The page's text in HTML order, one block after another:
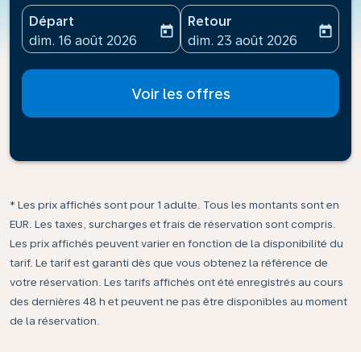
Départ
fc-booking-departure-date-aria-label
dim. 16 août 2026
today
Retour
fc-booking-return-date-
dim. 23 août 2026
today
Voir les offres
* Les prix affichés sont pour 1 adulte. Tous les montants sont en
EUR. Les taxes, surcharges et frais de réservation sont compris.
Les prix affichés peuvent varier en fonction de la disponibilité du
tarif. Le tarif est garanti dès que vous obtenez la référence de
votre réservation. Les tarifs affichés ont été enregistrés au cours
des dernières 48 h et peuvent ne pas être disponibles au moment
de la réservation.